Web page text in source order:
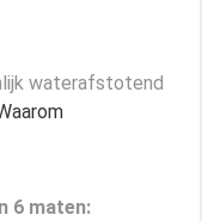
waterafstotend
6 maten: